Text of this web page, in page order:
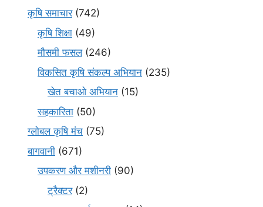
कृषि समाचार(742)
कृषि शिक्षा (49)
मौसमी फसल(246)
विकसित कृषि संकल्प अभियान (235)
खेत बचाओ अभियान (15)
सहकारिता (50)
ग्लोबल कृषि मंच (75)
बागवानी (671)
उपकरण और मशीनरी (90)
ट्रैक्टर(2)